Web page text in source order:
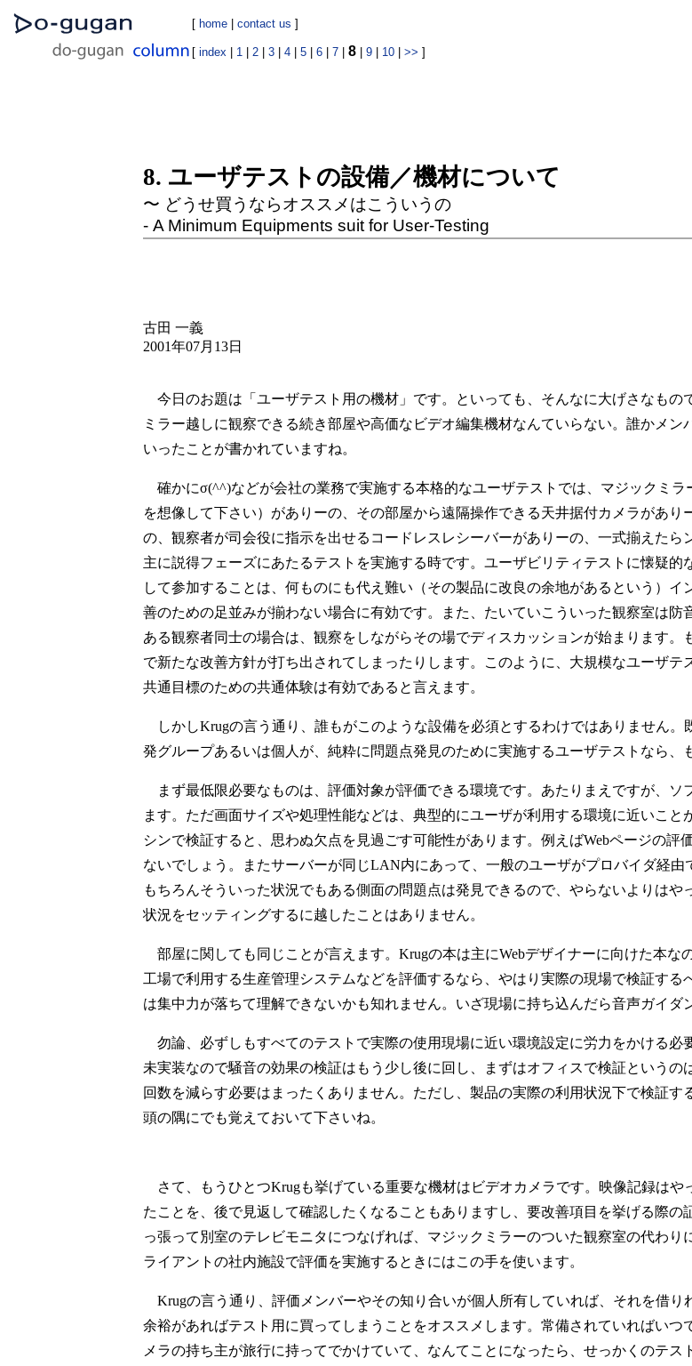
[ home |contact us ]
[index 1 |2 |3 |4 |5 |6 |7 |8 |9 10 |>> ]
8. ユーザテストの設備／機材について
〜 どうせ買うならオススメはこういうの
- A Minimum Equipments suit for User-Testing
古田 一義
2001年07月13日
今日のお題は「ユーザテスト用の機材」です。といっても、そんなに大げさなもの
ミラー越しに観察できる続き部屋や高価なビデオ編集機材なんていらない。誰かメ
いったことが書かれていますね。
確かにσ(^^)などが会社の業務で実施する本格的なユーザテストでは、マジックミ
を想像して下さい）がありーの、その部屋から遠隔操作できる天井据付カメラがあ
の、観察者が司会役に指示を出せるコードレスレシーバーがありーの、一式揃えたら
主に説得フェーズにあたるテストを実施する時です。ユーザビリティテストに懐疑
して参加することは、何ものにも代え難い（その製品に改良の余地があるという）
善のための足並みが揃わない場合に有効です。また、たいていこういった観察室は
ある観察者同士の場合は、観察をしながらその場でディスカッションが始まります
で新たな改善方針が打ち出されてしまったりします。このように、大規模なユーザ
共通目標のための共通体験は有効であると言えます。
しかしKrugの言う通り、誰もがこのような設備を必須とするわけではありません
発グループあるいは個人が、純粋に問題点発見のために実施するユーザテストなら、
まず最低限必要なものは、評価対象が評価できる環境です。あたりまえですが、ソ
ます。ただ画面サイズや処理性能などは、典型的にユーザが利用する環境に近いこ
シンで検証すると、思わぬ欠点を見過ごす可能性があります。例えばWebページの
ないでしょう。またサーバーが同じLAN内にあって、一般のユーザがプロバイダ経
もちろんそういった状況でもある側面の問題点は発見できるので、やらないよりは
状況をセッティングするに越したことはありません。
部屋に関しても同じことが言えます。Krugの本は主にWebデザイナーに向けた本
工場で利用する生産管理システムなどを評価するなら、やはり実際の現場で検証す
は集中力が落ちて理解できないかも知れません。いざ現場に持ち込んだら音声ガイダ
勿論、必ずしもすべてのテストで実際の使用現場に近い環境設定に労力をかける
未実装なので騒音の効果の検証はもう少し後に回し、まずはオフィスで検証という
回数を減らす必要はまったくありません。ただし、製品の実際の利用状況下で検証
頭の隅にでも覚えておいて下さいね。
さて、もうひとつKrugも挙げている重要な機材はビデオカメラです。映像記録は
たことを、後で見返して確認したくなることもありますし、要改善項目を挙げる際
っ張って別室のテレビモニタにつなげれば、マジックミラーのついた観察室の代わ
ライアントの社内施設で評価を実施するときにはこの手を使います。
Krugの言う通り、評価メンバーやその知り合いが個人所有していれば、それを借
余裕があればテスト用に買ってしまうことをオススメします。常備されていればい
メラの持ち主が旅行に持ってでかけていて、なんてことになったら、せっかくのテ